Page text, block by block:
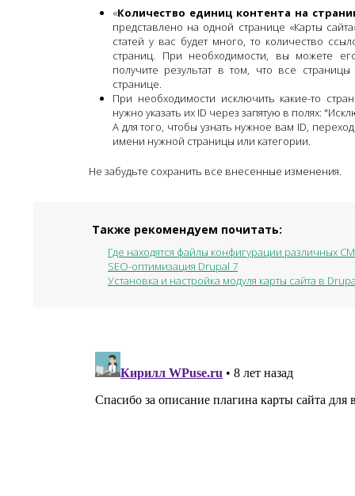
«Количество единиц контента на
представлено на одной странице «Карты
статей у вас будет много, то количество
страниц. При необходимости, вы можете
получите результат в том, что все
странице.
При необходимости исключить какие-то
нужно указать их ID через запятую в полях:
А для того, чтобы узнать нужное вам ID,
имени нужной страницы или категории.
Не забудьте сохранить все внесенные изменения.
Также рекомендуем почитать:
Где находятся файлы конфигурации различных
SEO-оптимизация Drupal 7
Установка и настройка модуля карты сайта в